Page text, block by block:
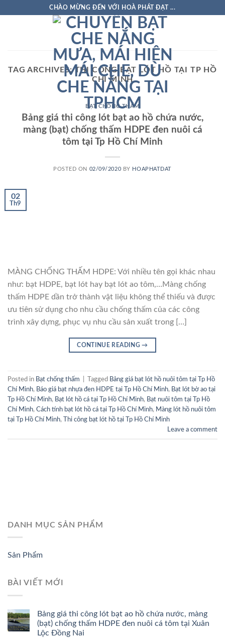
CHÀO MỪNG ĐẾN VỚI HOÀ PHÁT ĐẠT ...
TAG ARCHIVES:THI CÔNG BẠT LÓT HỒ TẠI TP HỒ
CHÍ MINH
BẠT CHỐNG THẤM
Bảng giá thi công lót bạt ao hồ chứa nước,
màng (bạt) chống thấm HDPE đen nuôi cá
tôm tại Tp Hồ Chí Minh
POSTED ON 02/09/2020 BY HOAPHATDAT
02
Th9
MÀNG CHỐNG THẤM HDPE: Với nhiều tên gọi khác nhau
như: bạt HDPE, bạt lót hay bạt lót ao tôm,…Màng chống
thấm HDPE dần trở thành vật liệu không thể thiếu và được
ưu tiên sử dụng cho nhu cầu chống thấm của các công
trình xây dựng, phục vụ nhu cầu sản xuất trong […]
CONTINUE READING→
Posted in Bạt chống thấm Tagged Bảng giá bạt lót hồ nuôi tôm tại Tp Hồ
Chí Minh, Báo giá bạt nhựa đen HDPE tại Tp Hồ Chí Minh, Bạt lót bờ ao tại
Tp Hồ Chí Minh, Bạt lót hồ cá tại Tp Hồ Chí Minh, Bạt nuôi tôm tại Tp Hồ
Chí Minh, Cách tính bạt lót hồ cá tại Tp Hồ Chí Minh, Màng lót hồ nuôi tôm
tại Tp Hồ Chí Minh,
Thi công bạt lót hồ tại Tp Hồ Chí Minh
Leave a comment
DANH MỤC SẢN PHẨM
Sản Phẩm
BÀI VIẾT MỚI
Bảng giá thi công lót bạt ao hồ chứa nước, màng
(bạt) chống thấm HDPE đen nuôi cá tôm tại Xuân
Lộc Đồng Nai